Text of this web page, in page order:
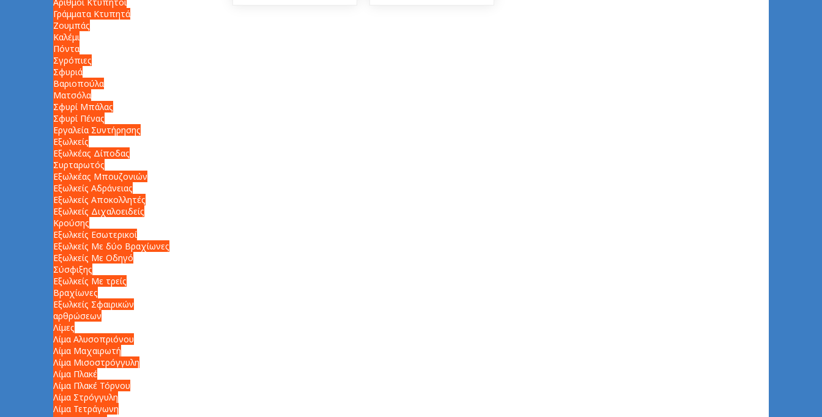
Γράμματα Κτυπητά
Ζουμπάς
Καλέμι
Πόντα
Σγρόπιες
Σφυριά
Βαριοπούλα
Ματσόλα
Σφυρί Μπάλας
Σφυρί Πένας
Εργαλεία Συντήρησης
Εξωλκείς
Εξωλκέας Δίποδας
Συρταρωτός
Εξωλκέας Μπουζονιών
Εξωλκείς Αδράνειας
Εξωλκείς Αποκολλητές
Εξωλκείς Διχαλοειδείς
Κρούσης
Εξωλκείς Εσωτερικοί
Εξωλκείς Με δύο Βραχίωνες
Εξωλκείς Με Οδηγό
Σύσφιξης
Εξωλκείς Με τρείς
Βραχίωνες
Εξωλκείς Σφαιρικών
αρθρώσεων
Λίμες
Λίμα Αλυσοπριόνου
Λίμα Μαχαιρωτή
Λίμα Μισοστρόγγυλη
Λίμα Πλακέ
Λίμα Πλακέ Τόρνου
Λίμα Στρόγγυλη
Λίμα Τετράγωνη